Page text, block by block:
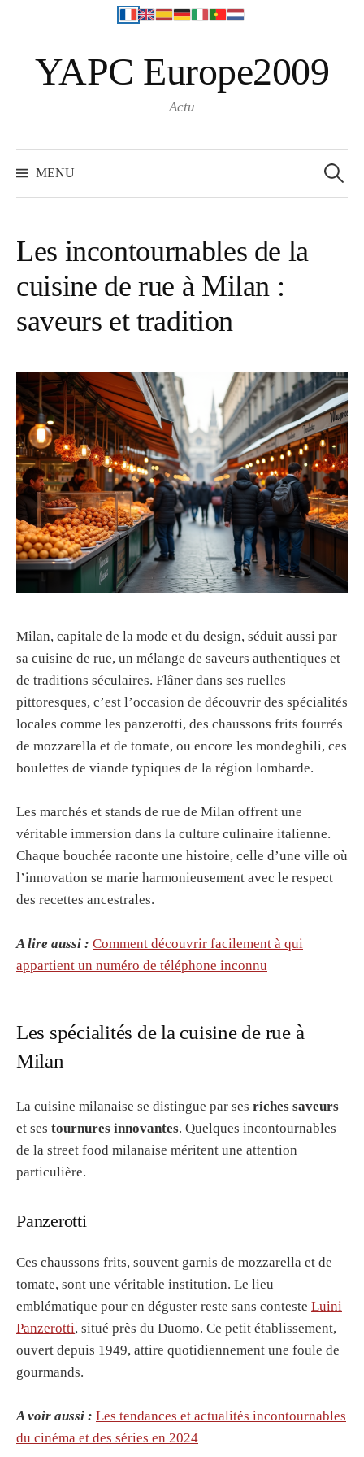
o
c
e
n
YAPC Europe2009
Actu
MENU
e
c
Les incontournables de la
cuisine de rue à Milan :
saveurs et tradition
Milan, capitale de la mode et du design, séduit aussi par
sa cuisine de rue, un mélange de saveurs authentiques et
de traditions séculaires. Flâner dans ses ruelles
pittoresques, c’est l’occasion de découvrir des spécialités
locales comme les panzerotti, des chaussons frits fourrés
de mozzarella et de tomate, ou encore les mondeghili, ces
boulettes de viande typiques de la région lombarde.
Les marchés et stands de rue de Milan offrent une
véritable immersion dans la culture culinaire italienne.
Chaque bouchée raconte une histoire, celle d’une ville où
l’innovation se marie harmonieusement avec le respect
des recettes ancestrales.
A lire aussi : Comment découvrir facilement à qui
appartient un numéro de téléphone inconnu
Les spécialités de la cuisine de rue à
Milan
La cuisine milanaise se distingue par ses riches saveurs
et ses tournures innovantes. Quelques incontournables
de la street food milanaise méritent une attention
particulière.
Panzerotti
Ces chaussons frits, souvent garnis de mozzarella et de
tomate, sont une véritable institution. Le lieu
emblématique pour en déguster reste sans conteste Luini
Panzerotti, situé près du Duomo. Ce petit établissement,
ouvert depuis 1949, attire quotidiennement une foule de
gourmands.
A voir aussi : Les tendances et actualités incontournables
du cinéma et des séries en 2024